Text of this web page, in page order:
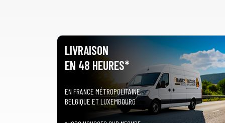
LIVRAISON
EN 48 HEURES*
EN FRANCE MÉTROPOLITAINE,
BELGIQUE ET LUXEMBOURG